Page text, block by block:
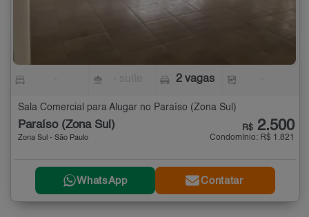
2 vagas
Sala Comercial para Alugar no Paraíso (Zona Sul)
Paraíso (Zona Sul)
Zona Sul - São Paulo
R$ 2.500
Condomínio: R$ 1.821
WhatsApp Contatar